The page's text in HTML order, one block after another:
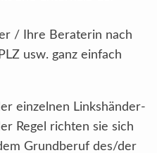
/ Ihre Beraterin nach
usw. ganz einfach
einzelnen Linkshänder-
Regel richten sie sich
Grundberuf des/der